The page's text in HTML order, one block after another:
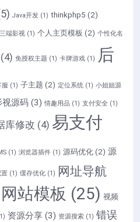
Java开发 (1) thinkphp5 (2)
三端影视 (1) 个人主页模板 (2) 个性化名
(4) 免授权主题 (1) 卡牌游戏 (1)
后
服 (1) 子主题 (2) 定位系统 (1) 小姐姐源
视源码 (3) 情趣用品 (1) 支付安全 (1)
库修改 (4) 易支付
(1) 浏览器插件 (1) 源码优化 (2) 源
置 (1) 缓存优化 (1)
网址导航
网站模板 (25) 视频
资源分享 (3) 资源搜索 (1) 错误